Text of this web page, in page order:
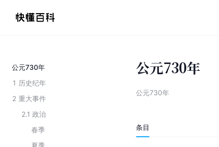
公元730年
1 历史纪年
2 重大事件
2.1 政治
春季
夏季
公元730年
公元730年
条目